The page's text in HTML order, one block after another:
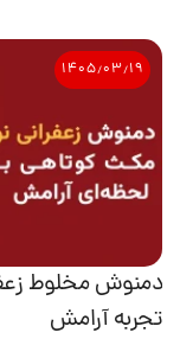
۱۴۰۵٫۰۳٫۱۹
دمنوش مخلوط
تجربه آرامش